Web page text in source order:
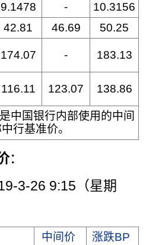
9.1478 -
10.3156
42.81 46.69
50.25
174.07 - 183.13
116.11 123.07 138.86
中国银行内部使用的中间
行基准价。
：
3-26 9:15（星期
中间价
涨跌BP